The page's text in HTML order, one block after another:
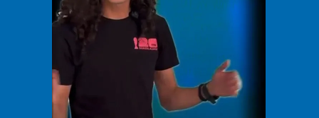
El Universal
Vive USA
Clase